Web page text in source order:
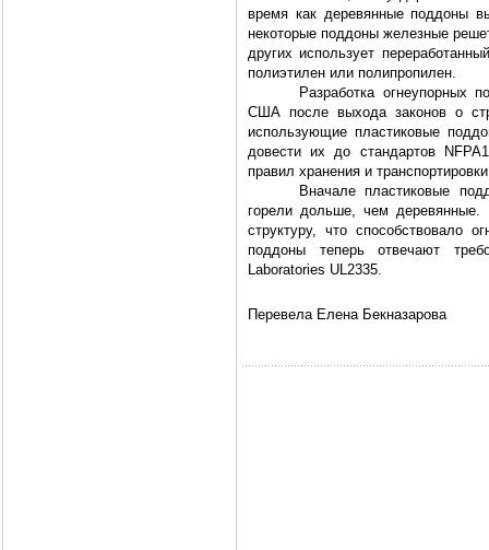
время как деревянные поддоны
некоторые поддоны железные
других использует
полиэтилен или полипропилен.
Разработка огнеупорных
США после выхода законов о
использующие пластиковые
довести их до стандартов
правил хранения и
Вначале пластиковые
горели дольше, чем деревянные.
структуру, что способствовало
поддоны теперь отвечают
Laboratories UL2335.
Перевела Елена Бекназарова